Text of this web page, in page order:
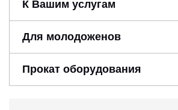
К Вашим услугам
Для молодоженов
Прокат оборудования